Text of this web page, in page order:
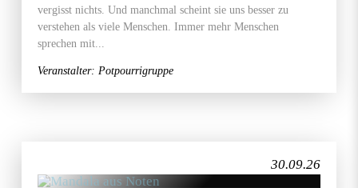
vergisst nichts. Und manchmal scheint sie uns besser zu
verstehen als viele Menschen. Immer mehr Menschen
sprechen mit...
Veranstalter: Potpourrigruppe
30.09.26